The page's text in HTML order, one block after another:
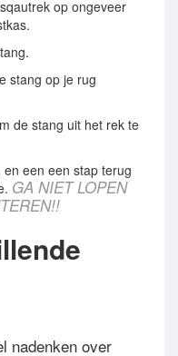
op ongeveer
stang op je rug
de stang uit het rek te
een een stap terug
GA NIET LOPEN
nadenken over